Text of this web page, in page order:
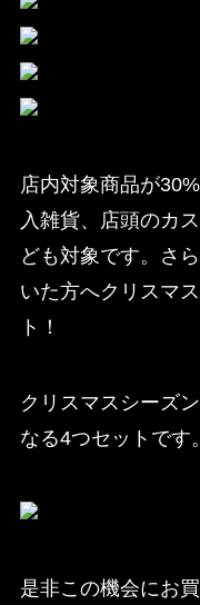
店内対象商品が
入雑貨、店頭のカ
ども対象です。さ
いた方へクリスマ
ト！
クリスマスシーズ
なる4つセットです。
是非この機会にお